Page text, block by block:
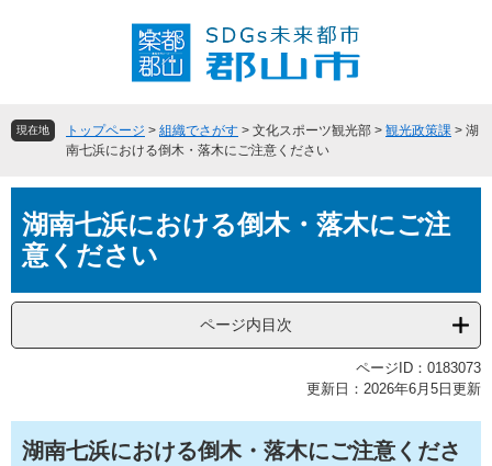
頭
飛現在地 トップページ > 組織でさがす > 文化スポーツ観光部 > 観光政策課 > 湖
南七浜における倒木・落木にご注意ください
文湖南七浜における倒木・落木にご注
意ください
ページ内目次
ページID：0183073
更新日：2026年6月5日更新
湖南七浜における倒木・落木にご注意くださ